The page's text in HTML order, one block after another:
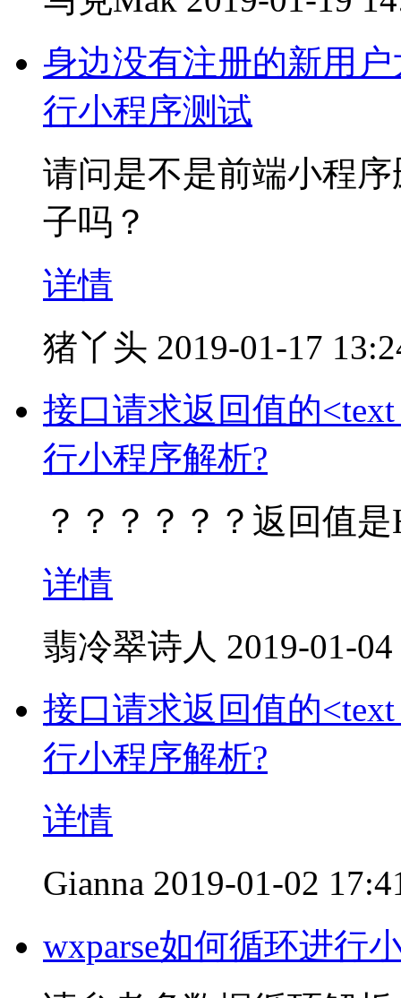
身边没有注册的新用
行小程序测试
请问是不是前端小程
子吗？
详情
猪丫头 2019-01-17
接口请求返回值的
行小程序解析?
？？？？？？返回值
详情
翡冷翠诗人 2019-01-
接口请求返回值的
行小程序解析?
详情
Gianna 2019-01-02
wxparse如何循环进行